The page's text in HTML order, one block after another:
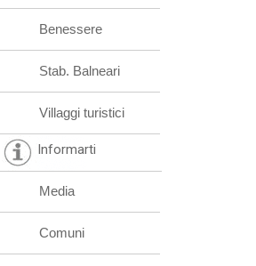
Benessere
Stab. Balneari
Villaggi turistici
Informarti
Media
Comuni